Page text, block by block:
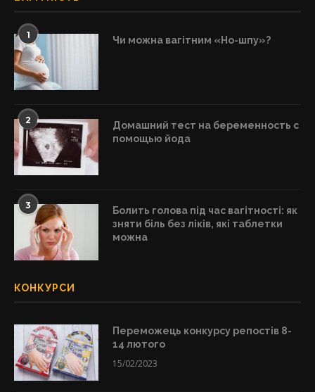
1 Чи можна вагітним «Но-шпу»?
2
Домашний тест на беременность с
помощью йода
3
Болить голова під час вагітності: як
зняти біль без ліків, які таблетки
можна
КОНКУРСИ
Переможець конкурсу репостів 8-
14 лютого
15/02/2023